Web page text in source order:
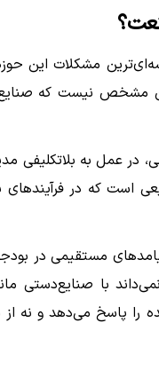
مشکلات این
مشخص نیست که
در عمل به
است که در فرآیندهای
مستقیمی در
با صنایع‌دستی
را پاسخ می‌دهد و نه